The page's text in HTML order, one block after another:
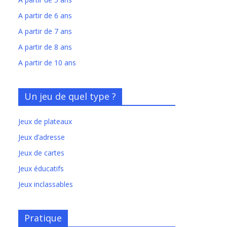
A partir de 6 ans
A partir de 7 ans
A partir de 8 ans
A partir de 10 ans
Un jeu de quel type ?
Jeux de plateaux
Jeux d’adresse
Jeux de cartes
Jeux éducatifs
Jeux inclassables
Pratique